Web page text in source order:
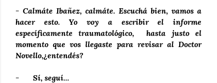
- Calmáte Ibañez, calmáte. Escuchá bien, vamos a
hacer esto. Yo voy a escribir el informe
específicamente traumatológico, hasta justo el
momento que vos llegaste para revisar al Doctor
Novello,¿entendés?
- Sí, seguí...